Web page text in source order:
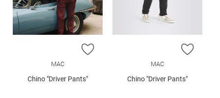
ZUR WUNSCHLISTE HINZUFÜGEN
MAC
Chino "Driver Pants"
ZUR
MAC
Chino "Driver Pants"